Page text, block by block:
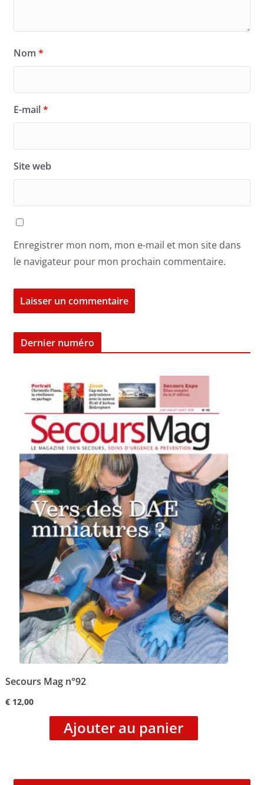
Nom *
E-mail*
Site web
Enregistrer mon nom, mon e-mail et mon site dans
le navigateur pour mon prochain commentaire.
Dernier numéro
Secours Mag n°92
€12,00
Ajouter au panier